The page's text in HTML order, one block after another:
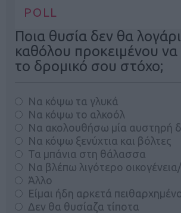
POLL
Ποια θυσία δεν θα
καθόλου προκειμένου να
το δρομικό σου στόχο;
Να κόψω τα γλυκά
Να κόψω το αλκοόλ
Να ακολουθήσω μία αυστηρή
Να κόψω ξενύχτια και βόλτες
Τα μπάνια στη θάλασσα
Να βλέπω λιγότερο
Άλλο
Είμαι ήδη αρκετά
Δεν θα θυσίαζα τίποτα